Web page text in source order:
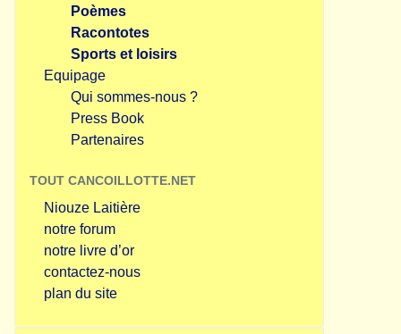
Poèmes
Racontotes
Sports et loisirs
Equipage
Qui sommes-nous ?
Press Book
Partenaires
TOUT CANCOILLOTTE.NET
Niouze Laitière
notre forum
notre livre d’or
contactez-nous
plan du site